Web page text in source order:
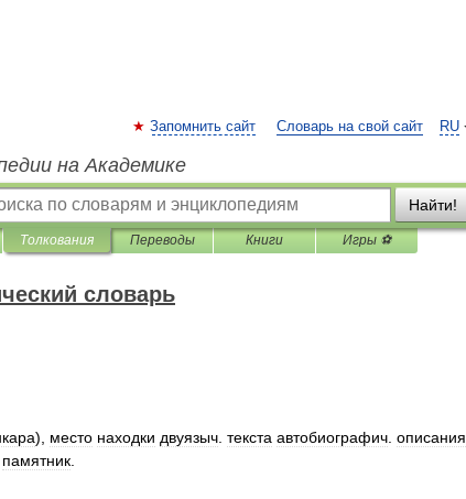
RU
Запомнить сайт Словарь на свой сайт
на Академике
Найти!
Толкования Переводы Книги Игры ⚽
словарь
), место находки двуязыч текста автобиографич описания
памятник